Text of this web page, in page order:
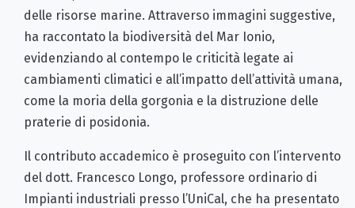
delle risorse marine. Attraverso immagini suggestive,
ha raccontato la biodiversità del Mar Ionio,
evidenziando al contempo le criticità legate ai
cambiamenti climatici e all’impatto dell’attività umana,
come la moria della gorgonia e la distruzione delle
praterie di posidonia.
Il contributo accademico è proseguito con l’intervento
del dott. Francesco Longo, professore ordinario di
Impianti industriali presso l’UniCal, che ha presentato